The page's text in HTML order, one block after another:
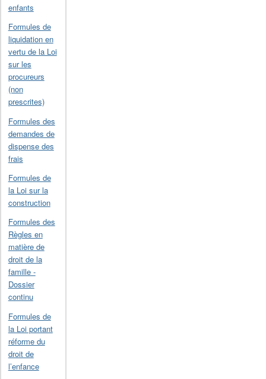
enfants
Formules de
liquidation en
vertu de la Loi
sur les
procureurs
(non
prescrites)
Formules des
demandes de
dispense des
frais
Formules de
la Loi sur la
construction
Formules des
Règles en
matière de
droit de la
famille -
Dossier
continu
Formules de
la Loi portant
réforme du
droit de
l’enfance